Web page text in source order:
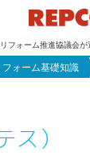
フォーム推進協議会
フォーム基礎知識
ス）